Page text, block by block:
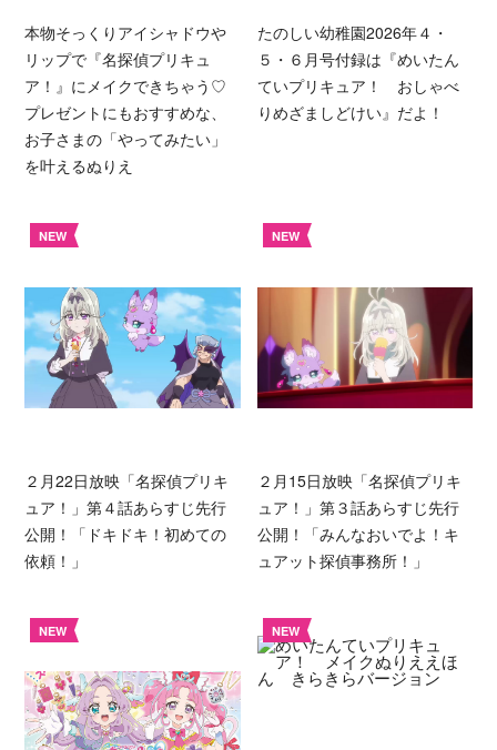
本物そっくりアイシャドウや
リップで『名探偵プリキュ
ア！』にメイクできちゃう♡
プレゼントにもおすすめな、
お子さまの「やってみたい」
を叶えるぬりえ
たのしい幼稚園2026年４・
５・６月号付録は『めいたん
ていプリキュア！ おしゃべ
りめざましどけい』だよ！
NEW
２月22日放映「名探偵プリキ
ュア！」第４話あらすじ先行
公開！「ドキドキ！初めての
依頼！」
NEW
２月15日放映「名探偵プリキ
ュア！」第３話あらすじ先行
公開！「みんなおいでよ！キ
ュアット探偵事務所！」
NEW NEW